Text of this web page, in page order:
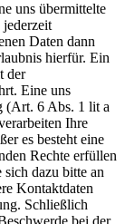
uns übermittelte
Daten dann
hierfür. Ein
der
Eine uns
(Art. 6 Abs. 1 lit a
Ihre
es besteht eine
Rechte erfüllen
dazu bitte an
Kontaktdaten
Schließlich
bei der